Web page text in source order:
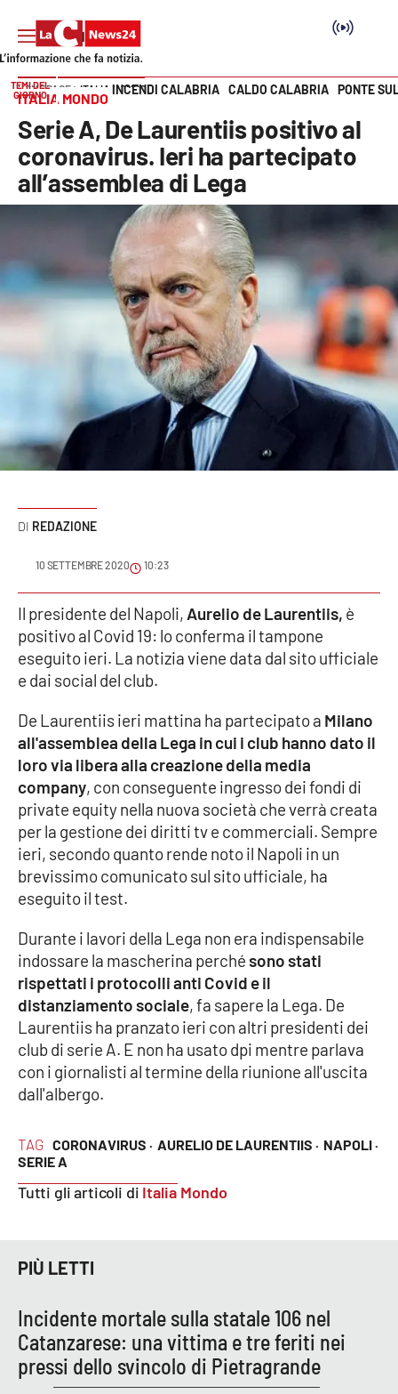
Cronaca
Attualità
Economia e lavoro
Sport
Meteo
Editoriali
Ambiente
Cronaca
Cultura
Economia e Lavoro
Sanità
Società
Sport
Good Morning Vietnam
Leggendo Alvaro insieme
Le perfidie di Antonella Grippo
Vai
TEMI DEL
GIORNO
INCENDI CALABRIA CALDO CALABRIA PONTE
HOME PAGE ITALIA MONDO
ITALIA MONDO
Serie A, De Laurentiis positivo al
coronavirus. Ieri ha partecipato
all’assemblea di Lega
REDAZIONE
10 SETTEMBRE 2020 10:23
TAG CORONAVIRUS · AURELIO DE LAURENTIIS · NAPOLI ·
SERIE A
Tutti gli articoli di Italia Mondo
Il presidente del Napoli, Aurelio de Laurentiis, è
positivo al Covid 19: lo conferma il tampone
eseguito ieri. La notizia viene data dal sito ufficiale
e dai social del club.
De Laurentiis ieri mattina ha partecipato a Milano
all'assemblea della Lega in cui i club hanno dato il
loro via libera alla creazione della media
company, con conseguente ingresso dei fondi di
private equity nella nuova società che verrà creata
per la gestione dei diritti tv e commerciali. Sempre
ieri, secondo quanto rende noto il Napoli in un
brevissimo comunicato sul sito ufficiale, ha
eseguito il test.
Durante i lavori della Lega non era indispensabile
indossare la mascherina perchésono stati
rispettati i protocolli anti Covid e il
distanziamento sociale, fa sapere la Lega. De
Laurentiis ha pranzato ieri con altri presidenti dei
club di serie A. E non ha usato dpi mentre parlava
con i giornalisti al termine della riunione all'uscita
dall'albergo.
PIÙ LETTI
Incidente mortale sulla statale 106 nel
Catanzarese: una vittima e tre feriti nei
pressi dello svincolo di Pietragrande